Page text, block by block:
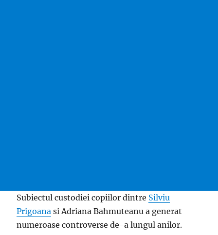
Subiectul custodiei copiilor dintre Silviu
Prigoana si Adriana Bahmuteanu a generat
numeroase controverse de-a lungul anilor.